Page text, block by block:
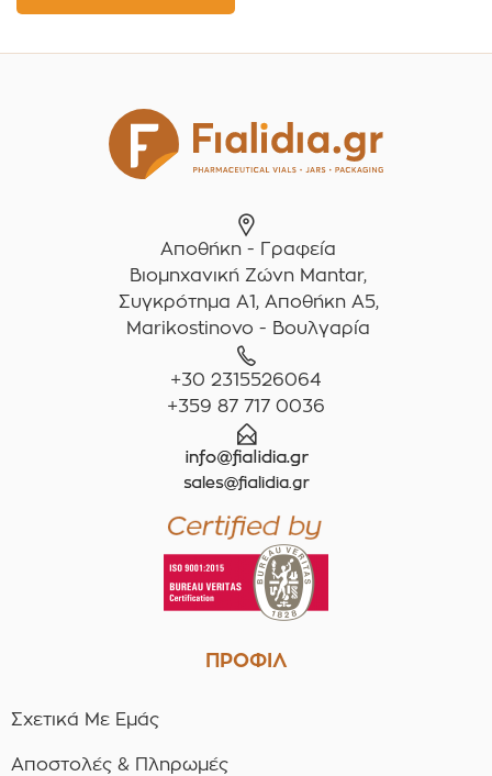
Αποθήκη - Γραφεία
Βιομηχανική Ζώνη Mantar,
Συγκρότημα A1, Αποθήκη Α5,
Marikostinovo - Βουλγαρία
+30 2315526064
+359 87 717 0036
ΠΡΟΦΙΛ
Σχετικά Με Εμάς
Αποστολές & Πληρωμές